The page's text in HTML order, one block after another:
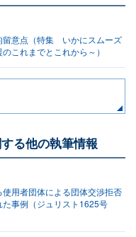
留意点（特集 いかにスムーズ
これまでとこれから～）
る他の執筆情報
使用者団体による団体交渉拒否
事例（ジュリスト1625号